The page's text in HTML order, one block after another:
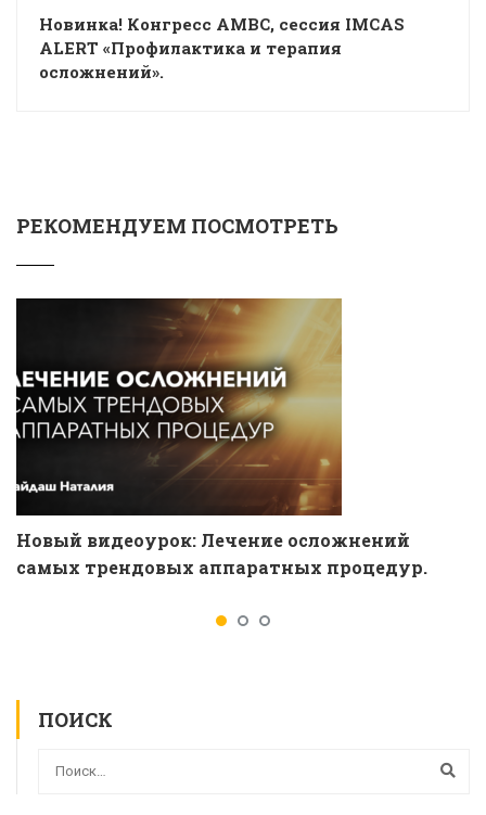
Новинка! Конгресс AMBC, сессия IMCAS
ALERT «Профилактика и терапия
осложнений».
РЕКОМЕНДУЕМ ПОСМОТРЕТЬ
Новый видеоурок: Лечение осложнений
самых трендовых аппаратных процедур.
ПОИСК